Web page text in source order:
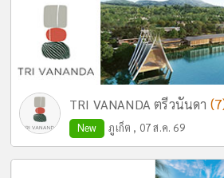
TRI VANANDA ตรีวนันดา
New ภูเก็ต , 07 ส.ค. 69